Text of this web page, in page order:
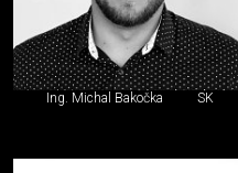
Ing. Michal Bakočka SK